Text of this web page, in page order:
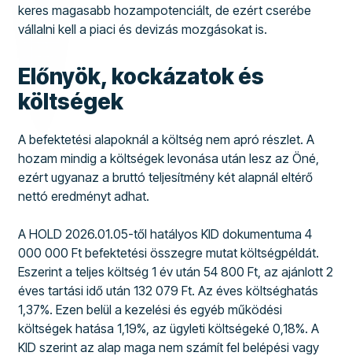
keres magasabb hozampotenciált, de ezért cserébe
vállalni kell a piaci és devizás mozgásokat is.
Előnyök, kockázatok és
költségek
A befektetési alapoknál a költség nem apró részlet. A
hozam mindig a költségek levonása után lesz az Öné,
ezért ugyanaz a bruttó teljesítmény két alapnál eltérő
nettó eredményt adhat.
A HOLD 2026.01.05-től hatályos KID dokumentuma 4
000 000 Ft befektetési összegre mutat költségpéldát.
Eszerint a teljes költség 1 év után 54 800 Ft, az ajánlott 2
éves tartási idő után 132 079 Ft. Az éves költséghatás
1,37%. Ezen belül a kezelési és egyéb működési
költségek hatása 1,19%, az ügyleti költségeké 0,18%. A
KID szerint az alap maga nem számít fel belépési vagy